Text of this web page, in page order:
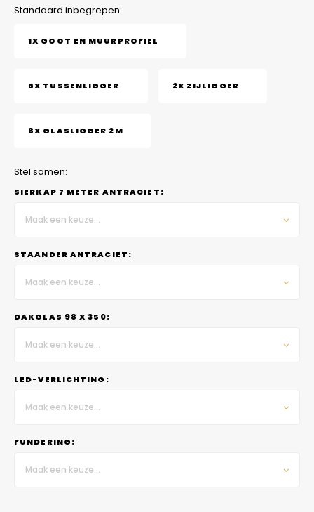
Standaard inbegrepen:
1X GOOT EN MUURPROFIEL
6X TUSSENLIGGER 2X ZIJLIGGER
8X GLASLIGGER 2M
Stel samen:
SIERKAP 7 METER ANTRACIET:
Maak een keuze...
STAANDER ANTRACIET:
Maak een keuze...
DAKGLAS 98 X 350:
Maak een keuze...
LED-VERLICHTING:
Maak een keuze...
FUNDERING:
Maak een keuze...